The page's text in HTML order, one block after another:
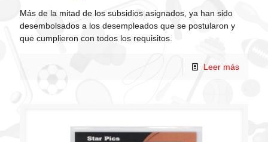
Más de la mitad de los subsidios asignados, ya han sido
desembolsados a los desempleados que se postularon y
que cumplieron con todos los requisitos.
Leer más